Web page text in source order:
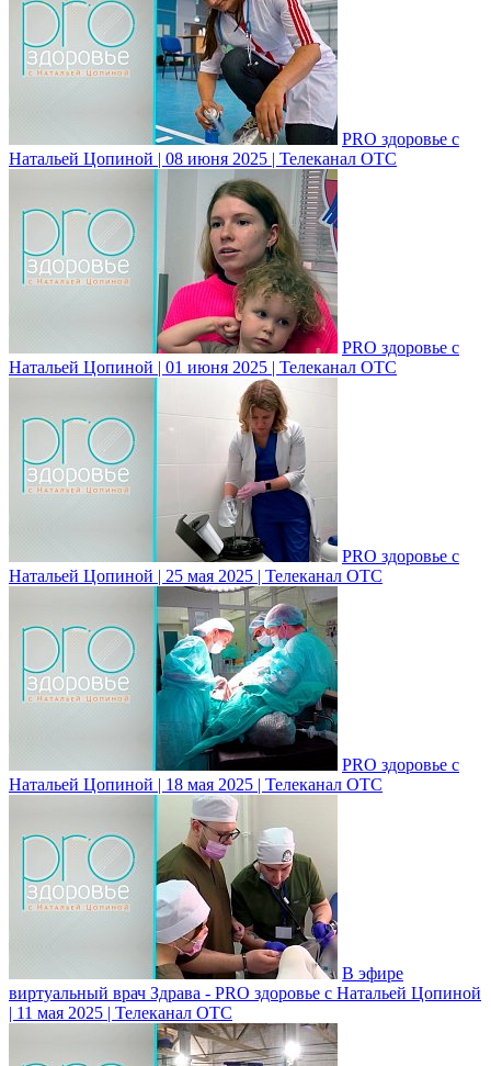
PRO здоровье с
Натальей Цопиной | 08 июня 2025 | Телеканал ОТС
PRO здоровье с
Натальей Цопиной | 01 июня 2025 | Телеканал ОТС
PRO здоровье с
Натальей Цопиной | 25 мая 2025 | Телеканал ОТС
PRO здоровье с
Натальей Цопиной | 18 мая 2025 | Телеканал ОТС
В эфире
виртуальный врач Здрава - PRO здоровье с Натальей Цопиной
| 11 мая 2025 | Телеканал ОТС